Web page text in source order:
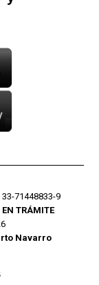
33-71448833-9
EN TRÁMITE
Navarro